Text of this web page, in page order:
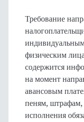
Требование
физическим
содержится
на момент
авансовым
пеням, штрафам,
исполнения